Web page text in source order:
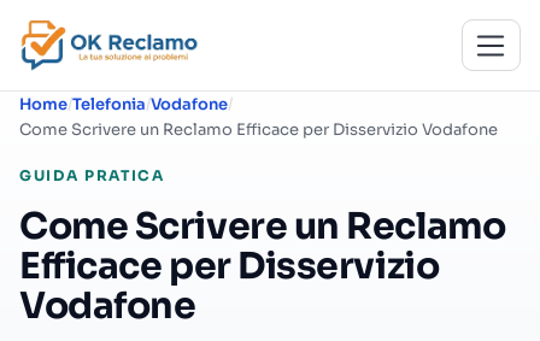
Home Telefonia Vodafone
Come Scrivere un Reclamo Efficace per Disservizio Vodafone
GUIDA PRATICA
Come Scrivere un Reclamo
Efficace per Disservizio
Vodafone